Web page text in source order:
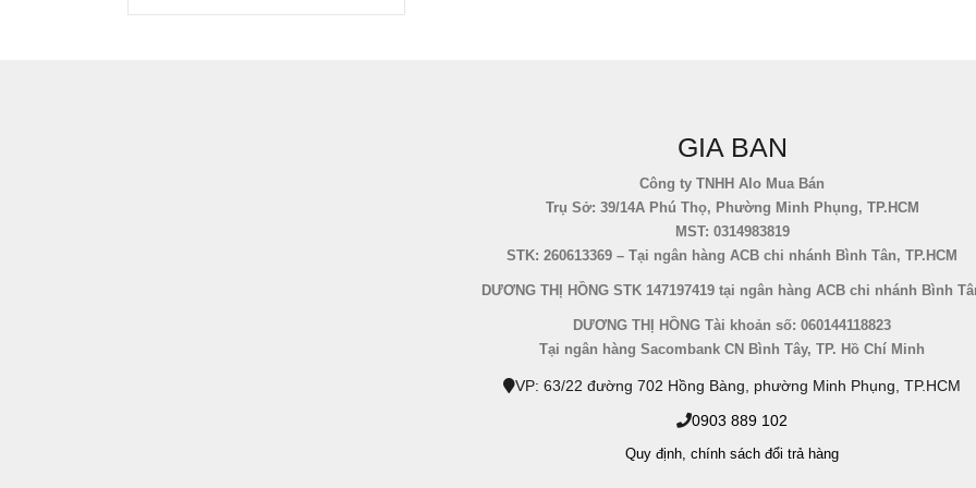
GIA BAN
Công ty TNHH Alo Mua Bán
Trụ Sở: 39/14A Phú Thọ, Phường Minh Phụng, TP.HCM
MST: 0314983819
STK: 260613369 – Tại ngân hàng ACB chi nhánh Bình Tân, TP.HCM
DƯƠNG THỊ HỒNG STK 147197419 tại ngân hàng ACB chi nhánh Bình
DƯƠNG THỊ HỒNG Tài khoản số: 060144118823
Tại ngân hàng Sacombank CN Bình Tây, TP. Hồ Chí Minh
VP: 63/22 đường 702 Hồng Bàng, phường Minh Phụng, TP.HCM
0903 889 102
Quy định, chính sách đổi trả hàng